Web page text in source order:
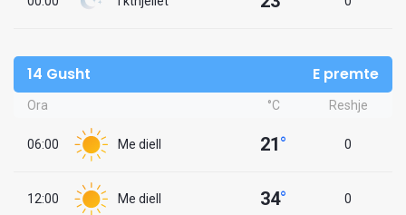
14 Gusht E premte
Ora °C Reshje
06:00 Me diell 21° 0
12:00 Me diell 34° 0